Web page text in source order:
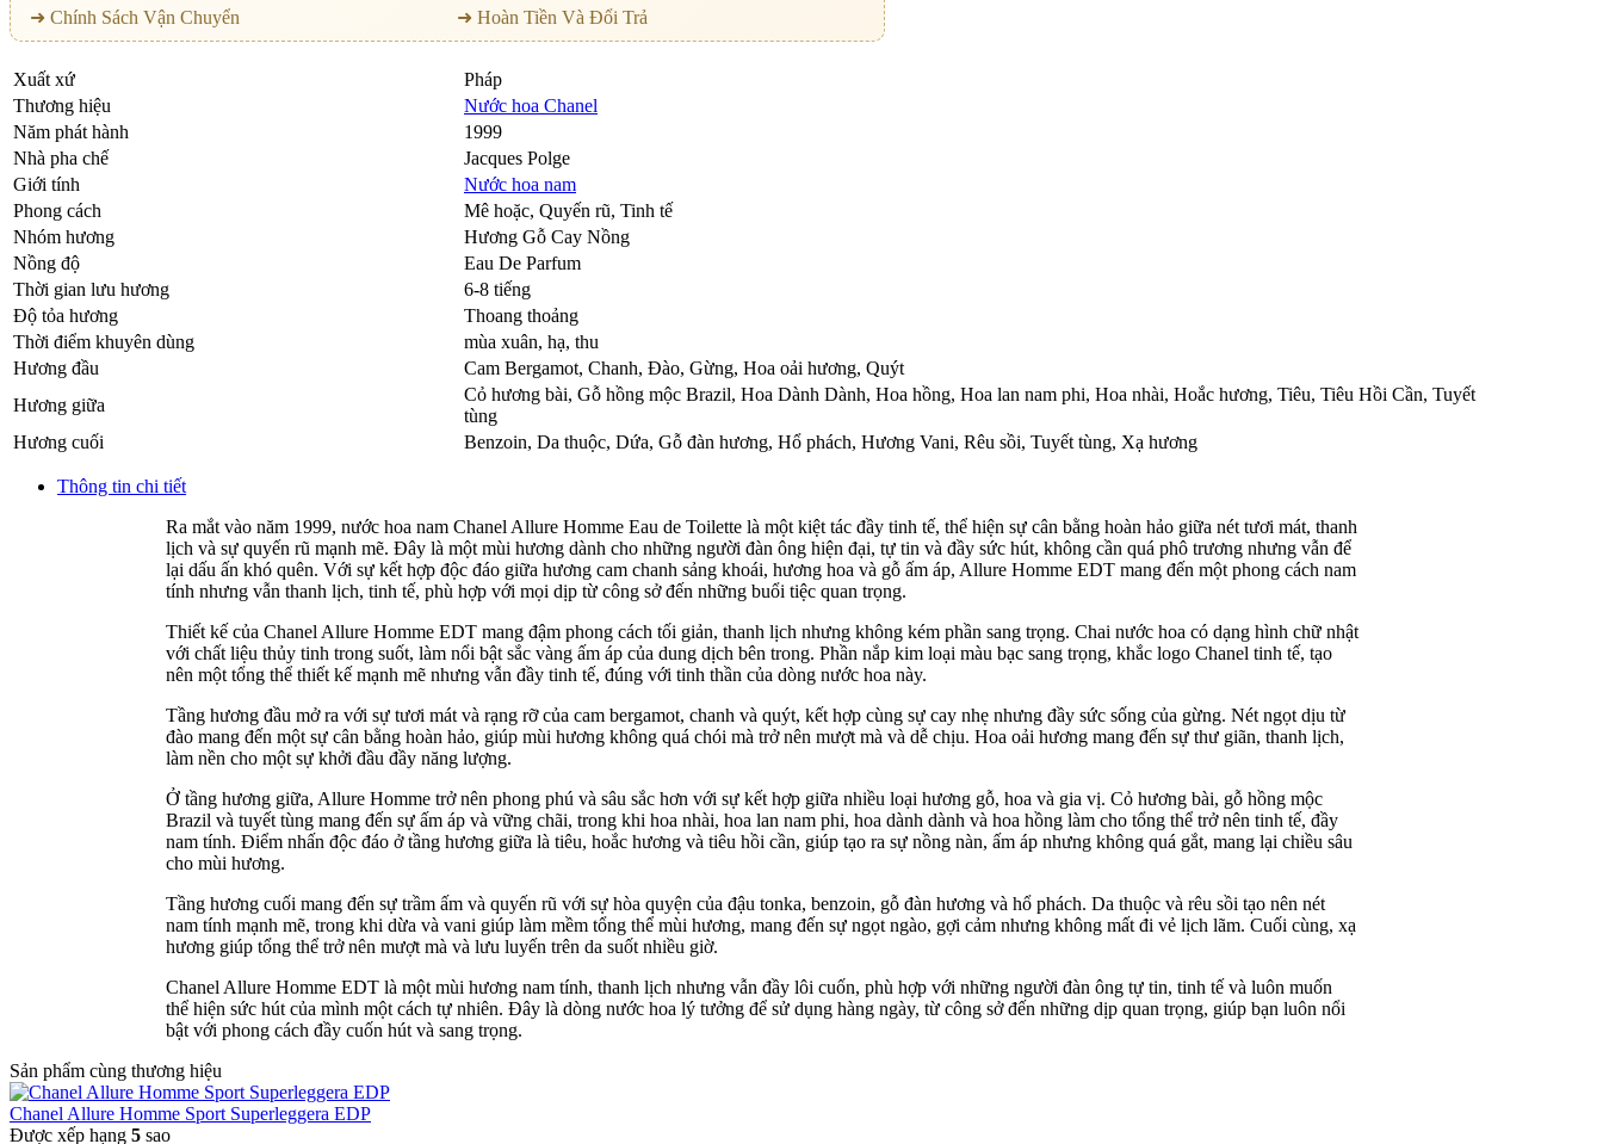
➜ Chính Sách Vận Chuyển
➜ Hoàn Tiền Và Đổi Trả
Xuất xứ
Pháp
Thương hiệu
Nước hoa Chanel
Năm phát hành
1999
Nhà pha chế
Jacques Polge
Giới tính
Nước hoa nam
Phong cách
Mê hoặc, Quyến rũ, Tinh tế
Nhóm hương
Hương Gỗ Cay Nồng
Nồng độ
Eau De Parfum
Thời gian lưu hương
6-8 tiếng
Độ tỏa hương
Thoang thoảng
Thời điểm khuyên dùng
mùa xuân, hạ, thu
Hương đầu
Cam Bergamot, Chanh, Đào, Gừng, Hoa oải hương, Quýt
Hương giữa
Cỏ hương bài, Gỗ hồng mộc Brazil, Hoa Dành Dành, Hoa hồng, Hoa lan nam phi, Hoa nhài, Hoắc hương, Tiêu, Tiêu Hồi Cần, Tuyết
tùng
Hương cuối
Benzoin, Da thuộc, Dứa, Gỗ đàn hương, Hổ phách, Hương Vani, Rêu sồi, Tuyết tùng, Xạ hương
Thông tin chi tiết
Ra mắt vào năm 1999, nước hoa nam Chanel Allure Homme Eau de Toilette là một kiệt tác đầy tinh tế, thể hiện sự cân bằng hoàn hảo giữa nét tươi mát, thanh
lịch và sự quyến rũ mạnh mẽ. Đây là một mùi hương dành cho những người đàn ông hiện đại, tự tin và đầy sức hút, không cần quá phô trương nhưng vẫn để
lại dấu ấn khó quên. Với sự kết hợp độc đáo giữa hương cam chanh sảng khoái, hương hoa và gỗ ấm áp, Allure Homme EDT mang đến một phong cách nam
tính nhưng vẫn thanh lịch, tinh tế, phù hợp với mọi dịp từ công sở đến những buổi tiệc quan trọng.
Thiết kế của Chanel Allure Homme EDT mang đậm phong cách tối giản, thanh lịch nhưng không kém phần sang trọng. Chai nước hoa có dạng hình chữ nhật
với chất liệu thủy tinh trong suốt, làm nổi bật sắc vàng ấm áp của dung dịch bên trong. Phần nắp kim loại màu bạc sang trọng, khắc logo Chanel tinh tế, tạo
nên một tổng thể thiết kế mạnh mẽ nhưng vẫn đầy tinh tế, đúng với tinh thần của dòng nước hoa này.
Tầng hương đầu mở ra với sự tươi mát và rạng rỡ của cam bergamot, chanh và quýt, kết hợp cùng sự cay nhẹ nhưng đầy sức sống của gừng. Nét ngọt dịu từ
đào mang đến một sự cân bằng hoàn hảo, giúp mùi hương không quá chói mà trở nên mượt mà và dễ chịu. Hoa oải hương mang đến sự thư giãn, thanh lịch,
làm nền cho một sự khởi đầu đầy năng lượng.
Ở tầng hương giữa, Allure Homme trở nên phong phú và sâu sắc hơn với sự kết hợp giữa nhiều loại hương gỗ, hoa và gia vị. Cỏ hương bài, gỗ hồng mộc
Brazil và tuyết tùng mang đến sự ấm áp và vững chãi, trong khi hoa nhài, hoa lan nam phi, hoa dành dành và hoa hồng làm cho tổng thể trở nên tinh tế, đầy
nam tính. Điểm nhấn độc đáo ở tầng hương giữa là tiêu, hoắc hương và tiêu hồi cần, giúp tạo ra sự nồng nàn, ấm áp nhưng không quá gắt, mang lại chiều sâu
cho mùi hương.
Tầng hương cuối mang đến sự trầm ấm và quyến rũ với sự hòa quyện của đậu tonka, benzoin, gỗ đàn hương và hổ phách. Da thuộc và rêu sồi tạo nên nét
nam tính mạnh mẽ, trong khi dừa và vani giúp làm mềm tổng thể mùi hương, mang đến sự ngọt ngào, gợi cảm nhưng không mất đi vẻ lịch lãm. Cuối cùng, xạ
hương giúp tổng thể trở nên mượt mà và lưu luyến trên da suốt nhiều giờ.
Chanel Allure Homme EDT là một mùi hương nam tính, thanh lịch nhưng vẫn đầy lôi cuốn, phù hợp với những người đàn ông tự tin, tinh tế và luôn muốn
thể hiện sức hút của mình một cách tự nhiên. Đây là dòng nước hoa lý tưởng để sử dụng hàng ngày, từ công sở đến những dịp quan trọng, giúp bạn luôn nổi
bật với phong cách đầy cuốn hút và sang trọng.
Sản phẩm cùng thương hiệu
Chanel Allure Homme Sport Superleggera EDP
Được xếp hạng 5 sao